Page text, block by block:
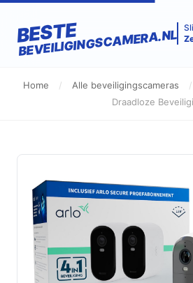
BESTE
BEVEILIGINGSCAMERA.NL
Home / Alle beveiligingscameras /
Draadloze